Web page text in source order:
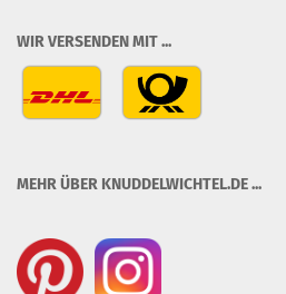
WIR VERSENDEN MIT ...
MEHR ÜBER KNUDDELWICHTEL.DE ...